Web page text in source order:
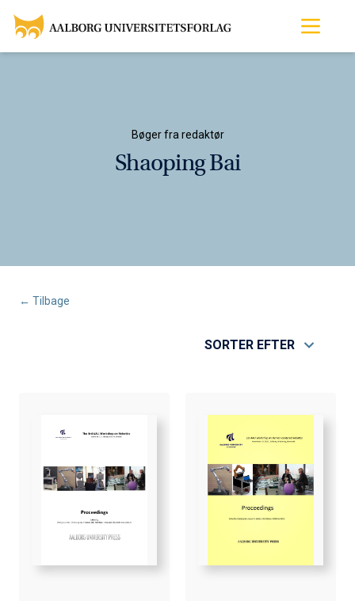
Bøger fra redaktør
Shaoping Bai
← Tilbage
SORTER EFTER